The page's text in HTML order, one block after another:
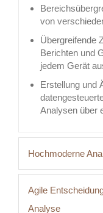
von
Übergreifende
Berichten und
jedem Gerät
Erstellung und
Analysen über
Hochmoderne
Agile
Analyse